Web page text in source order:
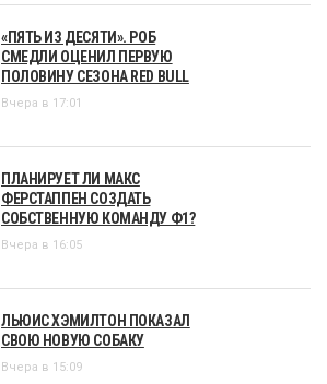
«ПЯТЬ ИЗ ДЕСЯТИ». РОБ
СМЕДЛИ ОЦЕНИЛ ПЕРВУЮ
ПОЛОВИНУ СЕЗОНА RED BULL
Вчера в 17:01
ПЛАНИРУЕТ ЛИ МАКС
ФЕРСТАППЕН СОЗДАТЬ
СОБСТВЕННУЮ КОМАНДУ Ф1?
Вчера в 16:05
ЛЬЮИС ХЭМИЛТОН ПОКАЗАЛ
СВОЮ НОВУЮ СОБАКУ
Вчера в 15:09